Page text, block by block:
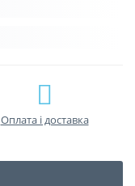
Оплата і доставка